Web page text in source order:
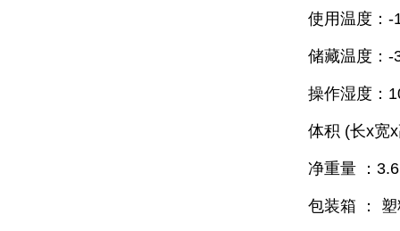
使用温度：-
储藏温度：-
操作湿度：
体积 (长x宽
净重量 ：
包装箱 ：